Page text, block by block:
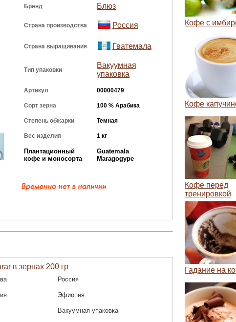
Бренд Блюз
Страна производства Россия
Страна выращивания Гватемала
Тип упаковки
Вакуумная
упаковка
Артикул 00000479
Сорт зерна 100 % Арабика
Степень обжарки Темная
Вес изделия 1 кг
Плантационный
кофе и моносорта
Guatemala
Maragogype
в зернах 200 гр
Россия
Эфиопия
Вакуумная упаковка
Кофе с
Кофе
Кофе перед
тренировкой
Гадание на